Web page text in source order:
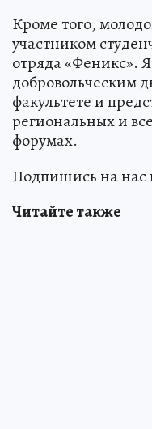
Кроме того,
участником
отряда «Феникс».
добровольческим
факультете и
региональных и
форумах.
Подпишись на нас
Читайте также